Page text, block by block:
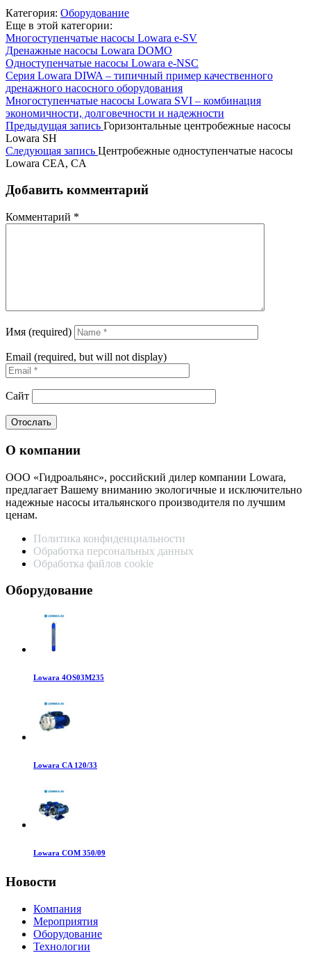
Категория: Оборудование
Еще в этой категории:
Многоступенчатые насосы Lowara e-SV
Дренажные насосы Lowara DOMO
Одноступенчатые насосы Lowara e-NSC
Серия Lowara DIWA – типичный пример качественного
дренажного насосного оборудования
Многоступенчатые насосы Lowara SVI – комбинация
экономичности, долговечности и надежности
Предыдущая запись Горизонтальные центробежные насосы
Lowara SH
Следующая запись Центробежные одноступенчатые насосы
Lowara CEA, CA
Добавить комментарий
Комментарий *
Имя (required)
Email (required, but will not display)
Сайт
О компании
ООО «Гидроальянс», российский дилер компании Lowara,
предлагает Вашему вниманию экологичные и исключительно
надежные насосы итальянского производителя по лучшим
ценам.
Политика конфиденциальности
Обработка персональных данных
Обработка файлов cookie
Оборудование
Lowara 4OS03M235
Lowara CA 120/33
Lowara COM 350/09
Новости
Компания
Мероприятия
Оборудование
Технологии